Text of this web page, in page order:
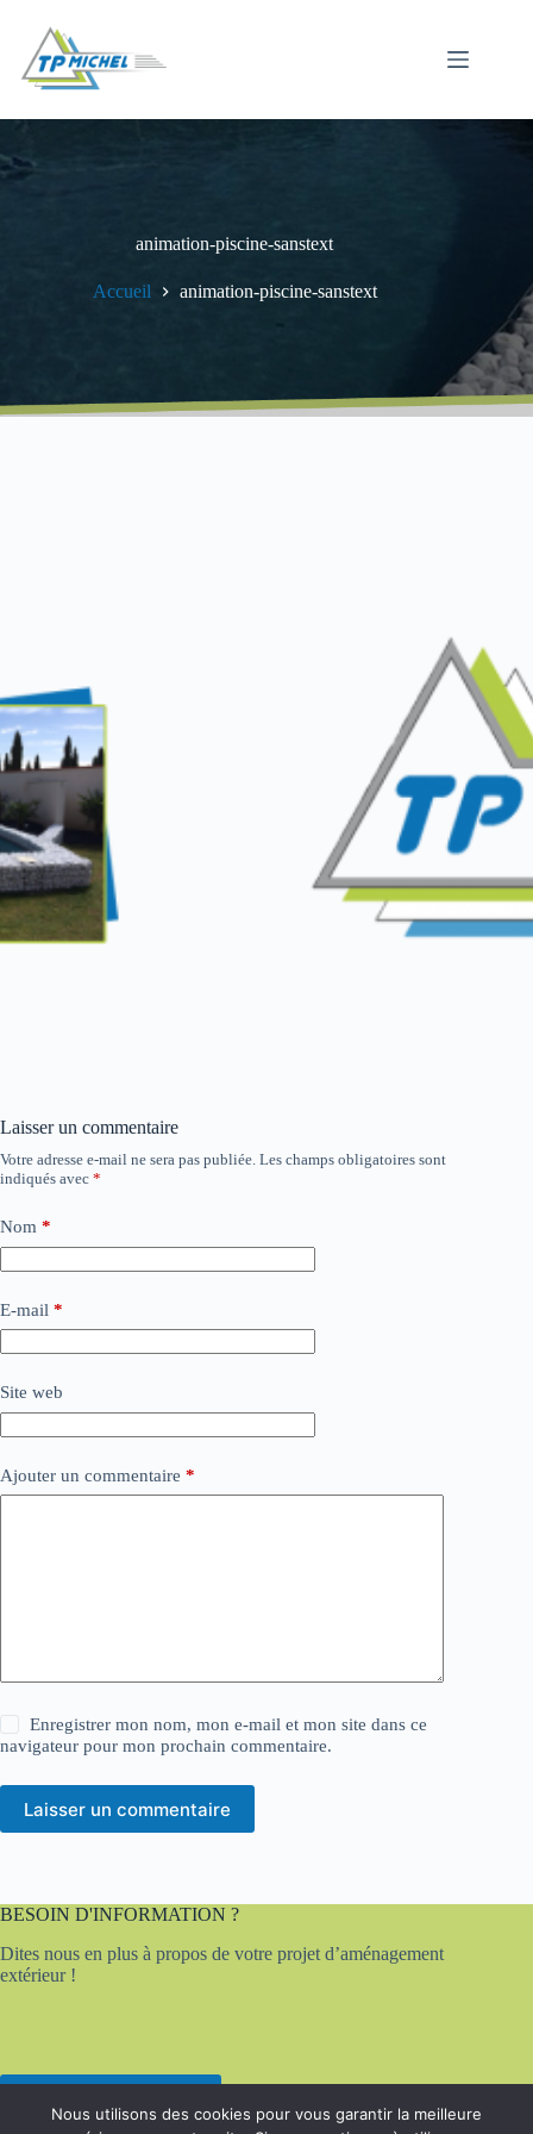
contenu
animation-piscine-sanstext
Accueil animation-piscine-sanstext
Laisser un commentaire
Votre adresse e-mail ne sera pas publiée. Les champs obligatoires sont
indiqués avec *
Nom *
E-mail *
Site web
Ajouter un commentaire *
Enregistrer mon nom, mon e-mail et mon site dans ce
navigateur pour mon prochain commentaire.
Laisser un commentaire
BESOIN D'INFORMATION ?
Dites nous en plus à propos de votre projet d’aménagement
extérieur !
Contactez-nous
Nous utilisons des cookies pour vous garantir la meilleure